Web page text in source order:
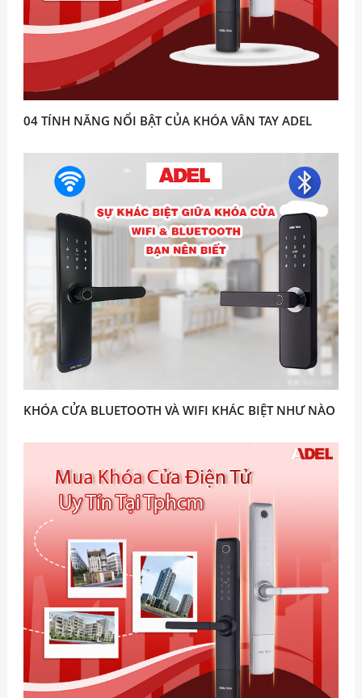
04 TÍNH NĂNG NỔI BẬT CỦA KHÓA VÂN TAY ADEL
KHÓA CỬA BLUETOOTH VÀ WIFI KHÁC BIỆT NHƯ NÀO